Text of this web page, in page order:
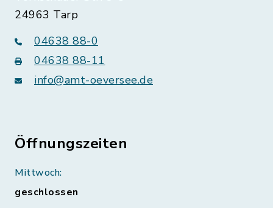
24963 Tarp
04638 88-0
04638 88-11
info@amt-oeversee.de
Öffnungszeiten
Mittwoch:
geschlossen